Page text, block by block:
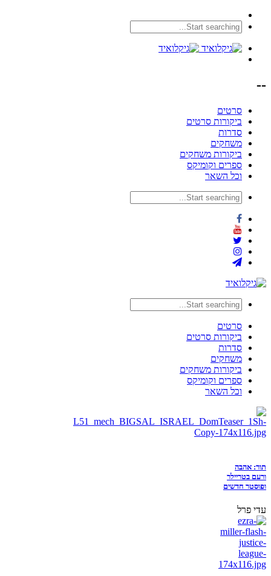
--
סרטים
ביקורות סרטים
סדרות
משחקים
ביקורות משחקים
ספרים וקומיקס
וכל השאר
סרטים
ביקורות סרטים
סדרות
משחקים
ביקורות משחקים
ספרים וקומיקס
וכל השאר
תור: אהבה
ורעם בטריילר
ופוסטר חדשים
עדי פרל